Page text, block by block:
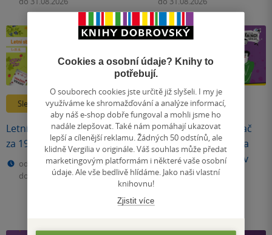
Slevy a dárky
Letní sběr z Joty. Tituly jen
za 198 Kč
od 01.08.2026
do 31.08.2026
Soutěže
Spisovatelský startovač
2026: Splň si svůj sen a
staň se spisovatelem v
jediný den
Cookies a osobní údaje? Knihy to
potřebují.
O souborech cookies jste určitě již slyšeli. I my je
využíváme ke shromažďování a analýze informací,
aby náš e-shop dobře fungoval a mohli jsme ho
nadále zlepšovat. Také nám pomáhají ukazovat
lepší a cílenější reklamu. Žádných 50 odstínů, ale
klidně Vergilia v originále. Váš souhlas může předat
marketingovým platformám i některé vaše osobní
údaje. Ale vše bedlivě hlídáme. Jako naši vlastní
knihovnu!
Zjistit více